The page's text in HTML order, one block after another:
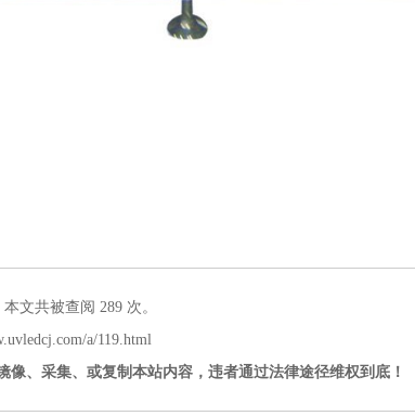
文共被查阅 289 次。
a/119.html
像、采集、或复制本站内容，违者通过法律途径维权到底！